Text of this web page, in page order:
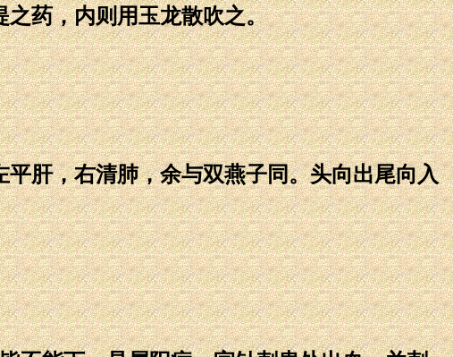
药，内则用玉龙散吹之。
肝，右清肺，余与双燕子同。头向出尾向入